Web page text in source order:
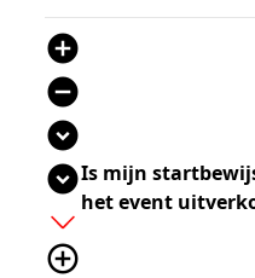
add_circle
remove_circle
expand_circle_down
expand_circle_down
add
add_circle_outline
Is mijn
het event